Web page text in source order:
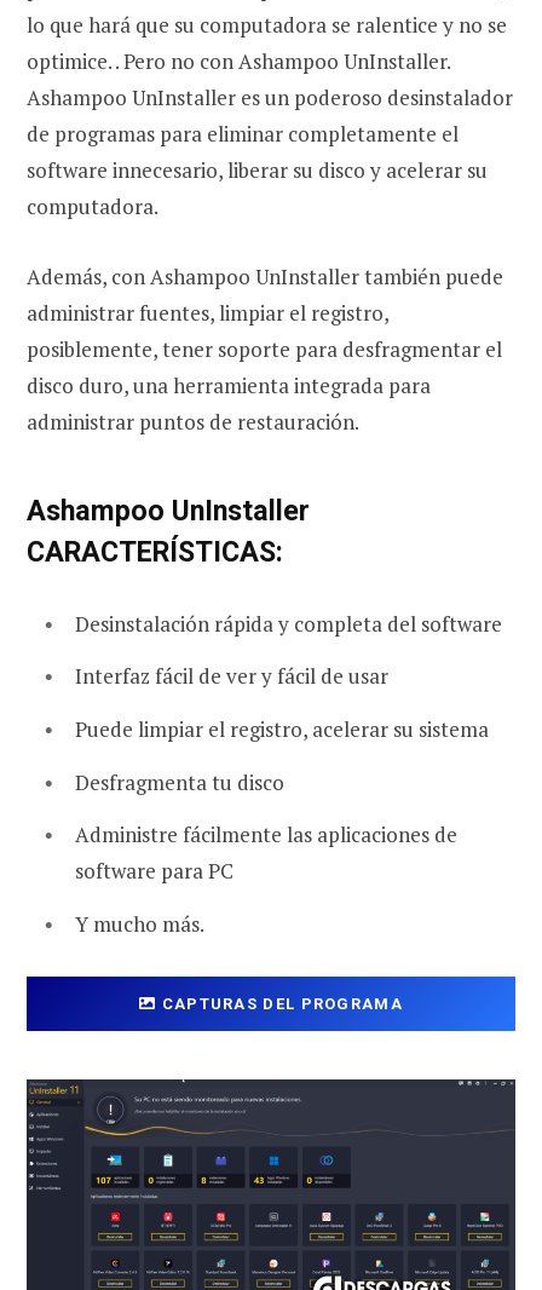
lo que hará que su computadora se ralentice y no se
optimice. . Pero no con Ashampoo UnInstaller.
Ashampoo UnInstaller es un poderoso desinstalador
de programas para eliminar completamente el
software innecesario, liberar su disco y acelerar su
computadora.
Además, con Ashampoo UnInstaller también puede
administrar fuentes, limpiar el registro,
posiblemente, tener soporte para desfragmentar el
disco duro, una herramienta integrada para
administrar puntos de restauración.
Ashampoo UnInstaller
CARACTERÍSTICAS:
Desinstalación rápida y completa del software
Interfaz fácil de ver y fácil de usar
Puede limpiar el registro, acelerar su sistema
Desfragmenta tu disco
Administre fácilmente las aplicaciones de
software para PC
Y mucho más.
CAPTURAS DEL PROGRAMA